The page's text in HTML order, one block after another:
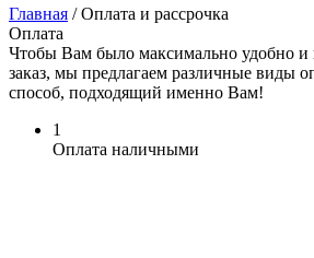
Главная /Оплата и рассрочка
Оплата
Чтобы Вам было максимально удобно и
заказ, мы предлагаем различные виды
способ, подходящий именно Вам!
1
Оплата наличными